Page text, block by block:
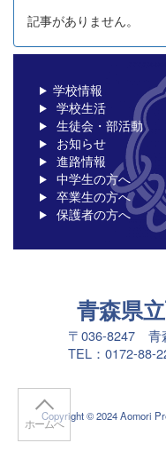
記事がありません。
学校情報
学校生活
生徒会・部活動
お知らせ
進路情報
中学生の方へ
卒業生の方へ
保護者の方へ
青森県
〒036-8247 青
TEL：0172-
Copyright © 2024 Aomori
ホームへ